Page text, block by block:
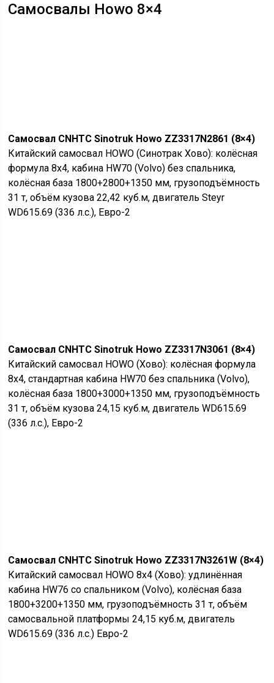
Самосвалы Howo 8×4
Самосвал CNHTC Sinotruk Howo ZZ3317N2861 (8×4)
Китайский самосвал HOWO (Синотрак Хово): колёсная
формула 8х4, кабина HW70 (Volvo) без спальника,
колёсная база 1800+2800+1350 мм, грузоподъёмность
31 т, объём кузова 22,42 куб.м, двигатель Steyr
WD615.69 (336 л.с.), Евро-2
Самосвал CNHTC Sinotruk Howo ZZ3317N3061 (8×4)
Китайский самосвал HOWO (Хово): колёсная формула
8х4, стандартная кабина HW70 без спальника (Volvo),
колёсная база 1800+3000+1350 мм, грузоподъёмность
31 т, объём кузова 24,15 куб.м, двигатель WD615.69
(336 л.с.), Евро-2
Самосвал CNHTC Sinotruk Howo ZZ3317N3261W (8×4)
Китайский самосвал HOWO 8х4 (Хово): удлинённая
кабина HW76 со спальником (Volvo), колёсная база
1800+3200+1350 мм, грузоподъёмность 31 т, объём
самосвальной платформы 24,15 куб.м, двигатель
WD615.69 (336 л.с.) Евро-2